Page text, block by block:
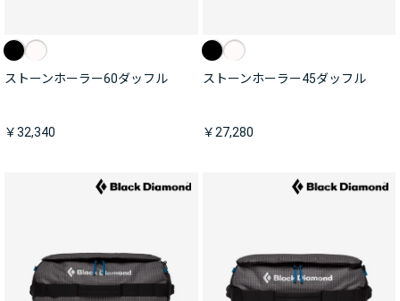
ストーンホーラー60ダッフル
￥32,340
ストーンホーラー45ダッフル
￥27,280